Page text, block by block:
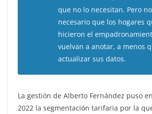
que no lo necesitan. Pero
necesario que los hogares
hicieron el
vuelvan a anotar, a menos
actualizar sus datos.
La gestión de Alberto Fernández puso
2022 la segmentación tarifaria por la